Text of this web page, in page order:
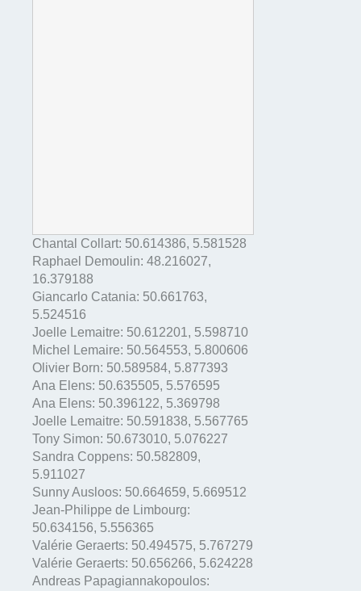
Chantal Collart: 50.614386, 5.581528
Raphael Demoulin: 48.216027,
16.379188
Giancarlo Catania: 50.661763,
5.524516
Joelle Lemaitre: 50.612201 , 5.598710
Michel Lemaire: 50.564553, 5.800606
Olivier Born: 50.589584, 5.877393
Ana Elens: 50.635505, 5.576595
Ana Elens: 50.396122, 5.369798
Joelle Lemaitre: 50.591838, 5.567765
Tony Simon: 50.673010, 5.076227
Sandra Coppens: 50.582809,
5.911027
Sunny Ausloos: 50.664659, 5.669512
Jean-Philippe de Limbourg:
50.634156, 5.556365
Valérie Geraerts: 50.494575, 5.767279
Valérie Geraerts: 50.656266, 5.624228
Andreas Papagiannakopoulos: